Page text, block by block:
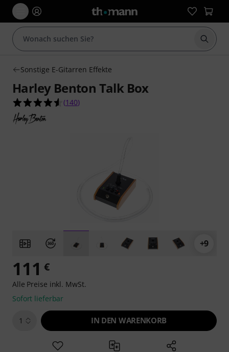
Suche
Sonstige E-Gitarren Effekte
Harley Benton Talk Box
4.5 von 5 Sternen aus 140 Kundenbewertungen
(140)
+9
111 €
Alle Preise inkl. MwSt.
Sofort lieferbar
1 IN DEN WARENKORB